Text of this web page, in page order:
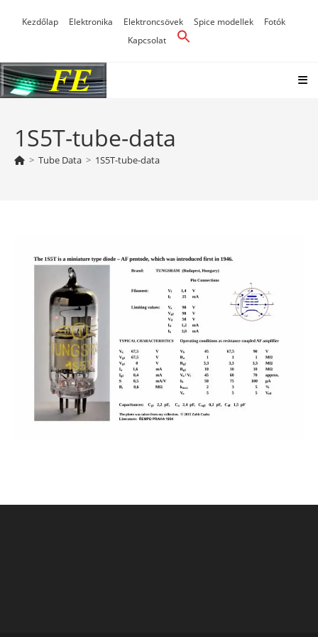
Kezdőlap Elektronika Elektroncsövek Spice modellek
Fotók
Kapcsolat
1S5T-tube-data
> Tube Data > 1S5T-tube-data